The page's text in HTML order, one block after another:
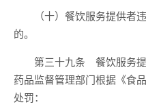
（十）餐饮服务提供者违
的。
第三十九条 餐饮服务提
药品监督管理部门根据《食
处罚：